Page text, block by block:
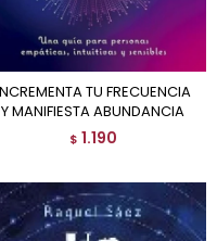
Y MANIFIESTA ABUNDANCIA
$ 1.190